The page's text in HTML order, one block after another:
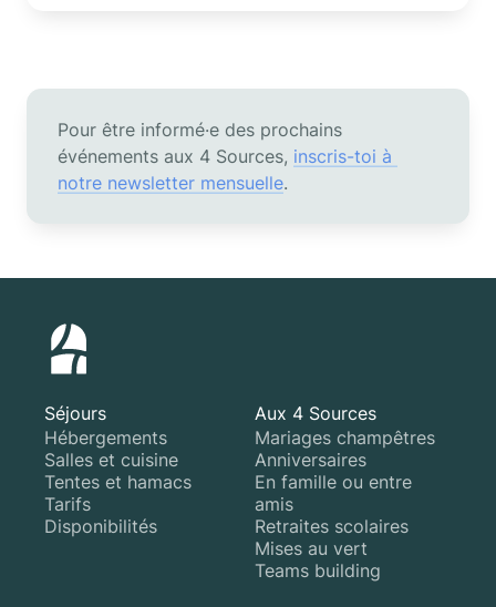
Pour être informé·e des prochains
événements aux 4 Sources, inscris-toi à
notre newsletter mensuelle.
Séjours
Hébergements
Salles et cuisine
Tentes et hamacs
Tarifs
Disponibilités
Aux 4 Sources
Mariages champêtres
Anniversaires
En famille ou entre
amis
Retraites scolaires
Mises au vert
Teams building